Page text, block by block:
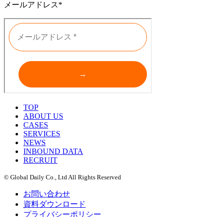
メールアドレス*
TOP
ABOUT US
CASES
SERVICES
NEWS
INBOUND DATA
RECRUIT
© Global Daily Co., Ltd All Rights Reserved
お問い合わせ
資料ダウンロード
プライバシーポリシー